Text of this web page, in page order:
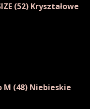
(52) Kryształowe
M (48) Niebieskie